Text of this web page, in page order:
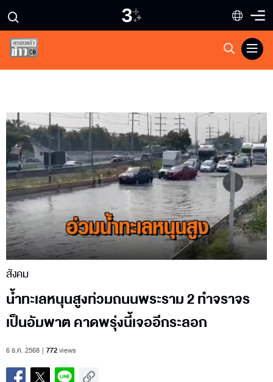
สังคม
น้ำทะเลหนุนสูงท่วมถนนพระราม 2 ทำจราจร
เป็นอัมพาต คาดพรุ่งนี้เจออีกระลอก
6 ธ.ค. 2568 772views